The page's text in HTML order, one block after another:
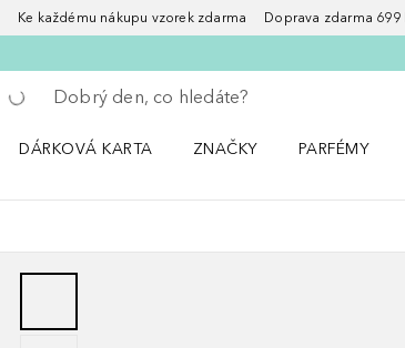
Ke každému nákupu vzorek zdarma Doprava zdarma
Vraťte se
Proveďte vyhledávání
DÁRKOVÁ KARTA
ZNAČKY
PARFÉMY